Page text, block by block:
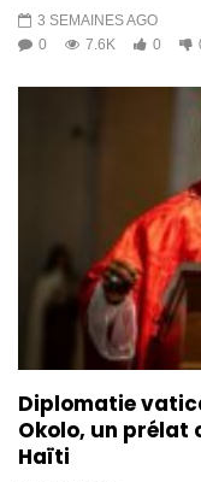
3 SEMAINES AGO
0
7.6K 0
Diplomatie
Okolo, un prélat
Haïti